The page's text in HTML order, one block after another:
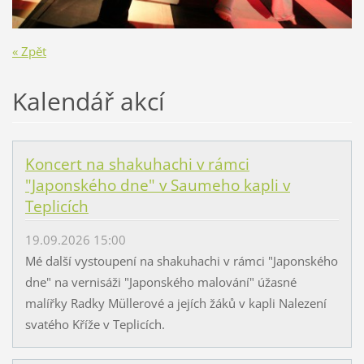
« Zpět
Kalendář akcí
Koncert na shakuhachi v rámci
"Japonského dne" v Saumeho kapli v
Teplicích
19.09.2026 15:00
Mé další vystoupení na shakuhachi v rámci "Japonského
dne" na vernisáži "Japonského malování" úžasné
malířky Radky Müllerové a jejích žáků v kapli Nalezení
svatého Kříže v Teplicích.